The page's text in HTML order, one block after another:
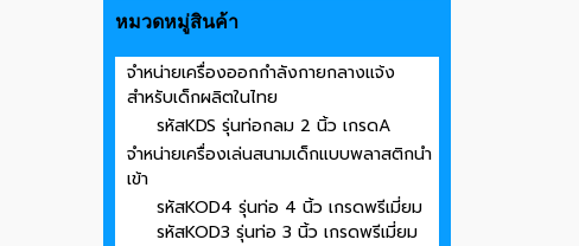
หมวดหมู่สินค้า
จำหน่ายเครื่องออกกำลังกายกลางแจ้ง
สำหรับเด็กผลิตในไทย
รหัสKDS รุ่นท่อกลม 2 นิ้ว เกรดA
จำหน่ายเครื่องเล่นสนามเด็กแบบพลาสติกนำ
เข้า
รหัสKOD4 รุ่นท่อ 4 นิ้ว เกรดพรีเมี่ยม
รหัสKOD3 รุ่นท่อ 3 นิ้ว เกรดพรีเมี่ยม